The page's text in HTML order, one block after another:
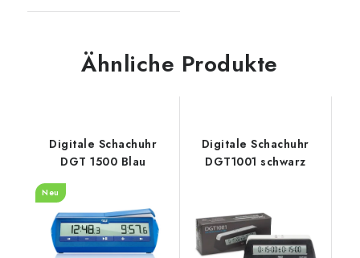
Ähnliche Produkte
Digitale Schachuhr
DGT 1500 Blau
Neu
Digitale Schachuhr
DGT1001 schwarz